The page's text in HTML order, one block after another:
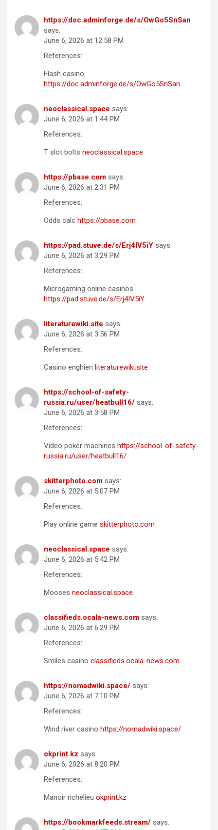
https://doc.adminforge.de/s/OwGo5SnSan
says:
June 6, 2026 at 12:58 PM
References:
Flash casino
https://doc.adminforge.de/s/OwGo5SnSan
neoclassical.space says:
June 6, 2026 at 1:44 PM
References:
T slot bolts neoclassical.space
https://pbase.com says:
June 6, 2026 at 2:31 PM
References:
Odds calc https://pbase.com
https://pad.stuve.de/s/Erj4IV5iY says:
June 6, 2026 at 3:29 PM
References:
Microgaming online casinos
https://pad.stuve.de/s/Erj4IV5iY
literaturewiki.site says:
June 6, 2026 at 3:56 PM
References:
Casino enghien literaturewiki.site
https://school-of-safety-
russia.ru/user/heatbull16/ says:
June 6, 2026 at 3:58 PM
References:
Video poker machines https://school-of-safety-
russia.ru/user/heatbull16/
skitterphoto.com says:
June 6, 2026 at 5:07 PM
References:
Play online game skitterphoto.com
neoclassical.space says:
June 6, 2026 at 5:42 PM
References:
Mooses neoclassical.space
classifieds.ocala-news.com says:
June 6, 2026 at 6:29 PM
References:
Smiles casino classifieds.ocala-news.com
https://nomadwiki.space/ says:
June 6, 2026 at 7:10 PM
References:
Wind river casino https://nomadwiki.space/
okprint.kz says:
June 6, 2026 at 8:20 PM
References:
Manoir richelieu okprint.kz
https://bookmarkfeeds.stream/ says: